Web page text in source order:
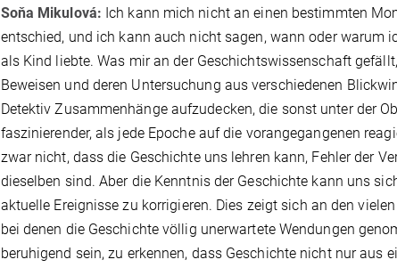
Soňa Mikulová: Ich kann mich nicht an einen bestimmten
entschied, und ich kann auch nicht sagen, wann oder warum
als Kind liebte. Was mir an der Geschichtswissenschaft
Beweisen und deren Untersuchung aus verschiedenen
Detektiv Zusammenhänge aufzudecken, die sonst unter der
faszinierender, als jede Epoche auf die vorangegangenen
zwar nicht, dass die Geschichte uns lehren kann, Fehler der
dieselben sind. Aber die Kenntnis der Geschichte kann uns
aktuelle Ereignisse zu korrigieren. Dies zeigt sich an den
bei denen die Geschichte völlig unerwartete Wendungen
beruhigend sein, zu erkennen, dass Geschichte nicht nur